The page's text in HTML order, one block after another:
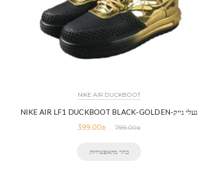
NIKE AIR DUCKBOOT
נעלי נייק-NIKE AIR LF1 DUCKBOOT BLACK-GOLDEN
799.00₪
399.00₪
בחר מהאפשרויות